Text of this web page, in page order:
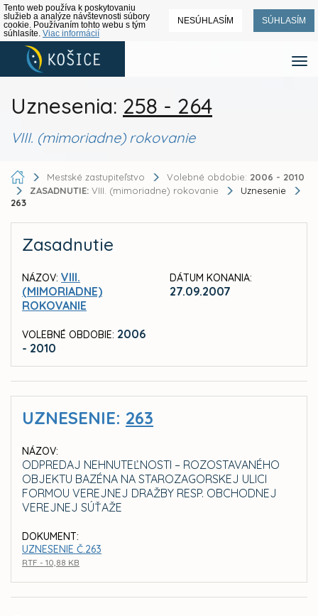
Tento web používa k poskytovaniu
služieb a analýze návštevnosti súbory
cookie. Používaním tohto webu s tým
súhlasíte. Viac informácií
NESÚHLASÍM SÚHLASÍM
Uznesenia: 258 - 264
VIII. (mimoriadne) rokovanie
Mestské zastupiteľstvo Volebné obdobie: 2006 - 2010
ZASADNUTIE: VIII. (mimoriadne) rokovanie
Uznesenie
263
Zasadnutie
NÁZOV: VIII.
(MIMORIADNE)
ROKOVANIE
VOLEBNÉ OBDOBIE: 2006
- 2010
DÁTUM KONANIA:
27.09.2007
UZNESENIE: 263
NÁZOV:
ODPREDAJ NEHNUTEĽNOSTI – ROZOSTAVANÉHO
OBJEKTU BAZÉNA NA STAROZAGORSKEJ ULICI
FORMOU VEREJNEJ DRAŽBY RESP. OBCHODNEJ
VEREJNEJ SÚŤAŽE
DOKUMENT:
UZNESENIE Č.263
RTF - 10,88 KB